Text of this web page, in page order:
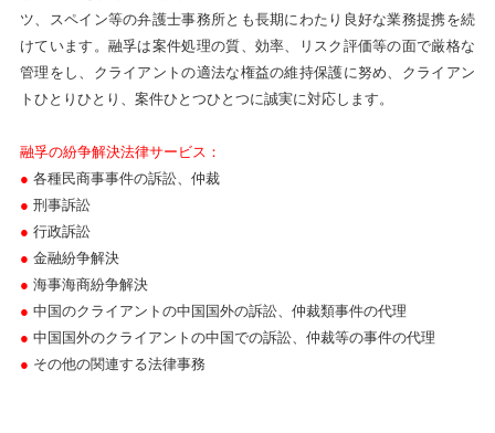
ツ、スペイン等の弁護士事務所とも長期にわたり良好な業務提携を続
けています。融孚は案件処理の質、効率、リスク評価等の面で厳格な
管理をし、クライアントの適法な権益の維持保護に努め、クライアン
トひとりひとり、案件ひとつひとつに誠実に対応します。
融孚の紛争解決法律サービス ：
● 各種民商事事件の訴訟、仲裁
● 刑事訴訟
● 行政訴訟
● 金融紛争解決
● 海事海商紛争解決
● 中国のクライアントの中国国外の訴訟、仲裁類事件の代理
● 中国国外のクライアントの中国での訴訟、仲裁等の事件の代理
● その他の関連する法律事務